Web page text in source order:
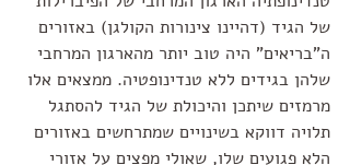
של הגיד (דהיינו צינורות הקולגן) באזורים
ה"בריאים" היה טוב יותר מהארגון המרחבי
שלהן בגידים ללא טנדינופטיה. ממצאים אלו
מרמזים שיתכן והיכולת של הגיד להסתגל
תלויה דווקא בשינויים שמתרחשים באזורים
הלא פגועים שלו, שאולי מפצים על אזורי